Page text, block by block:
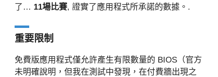
了… 11場比賽, 證實了應用程式所承諾的數據。.
重要限制
免費版應用程式僅允許產生有限數量的 BIOS（官方
未明確說明，但我在測試中發現，在付費牆出現之